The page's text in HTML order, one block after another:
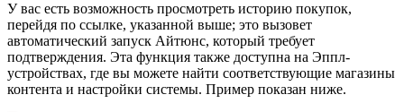
У вас есть возможность просмотреть историю покупок,
перейдя по ссылке, указанной выше; это вызовет
автоматический запуск Айтюнс, который требует
подтверждения. Эта функция также доступна на Эппл-
устройствах, где вы можете найти соответствующие магазины
контента и настройки системы. Пример показан ниже.